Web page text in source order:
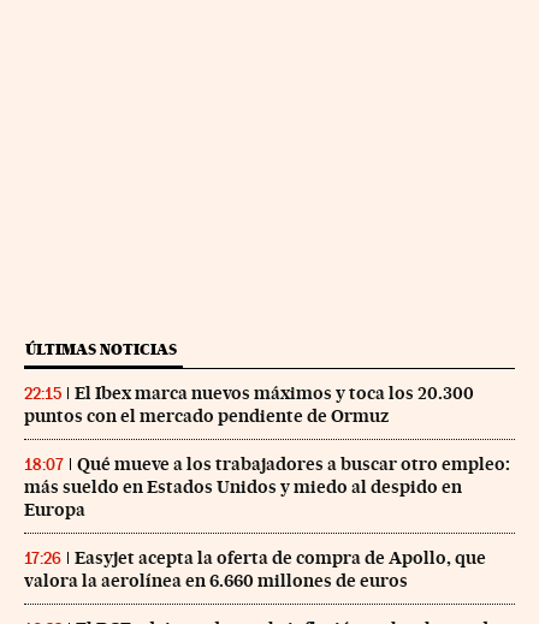
ÚLTIMAS NOTICIAS
22:15
El Ibex marca nuevos máximos y toca los 20.300
puntos con el mercado pendiente de Ormuz
18:07
Qué mueve a los trabajadores a buscar otro empleo:
más sueldo en Estados Unidos y miedo al despido en
Europa
17:26
Easyjet acepta la oferta de compra de Apollo, que
valora la aerolínea en 6.660 millones de euros